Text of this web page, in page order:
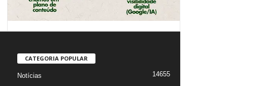
CATEGORIA POPULAR
Notícias
14655